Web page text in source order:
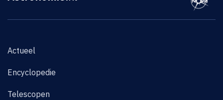
Actueel
Encyclopedie
Telescopen